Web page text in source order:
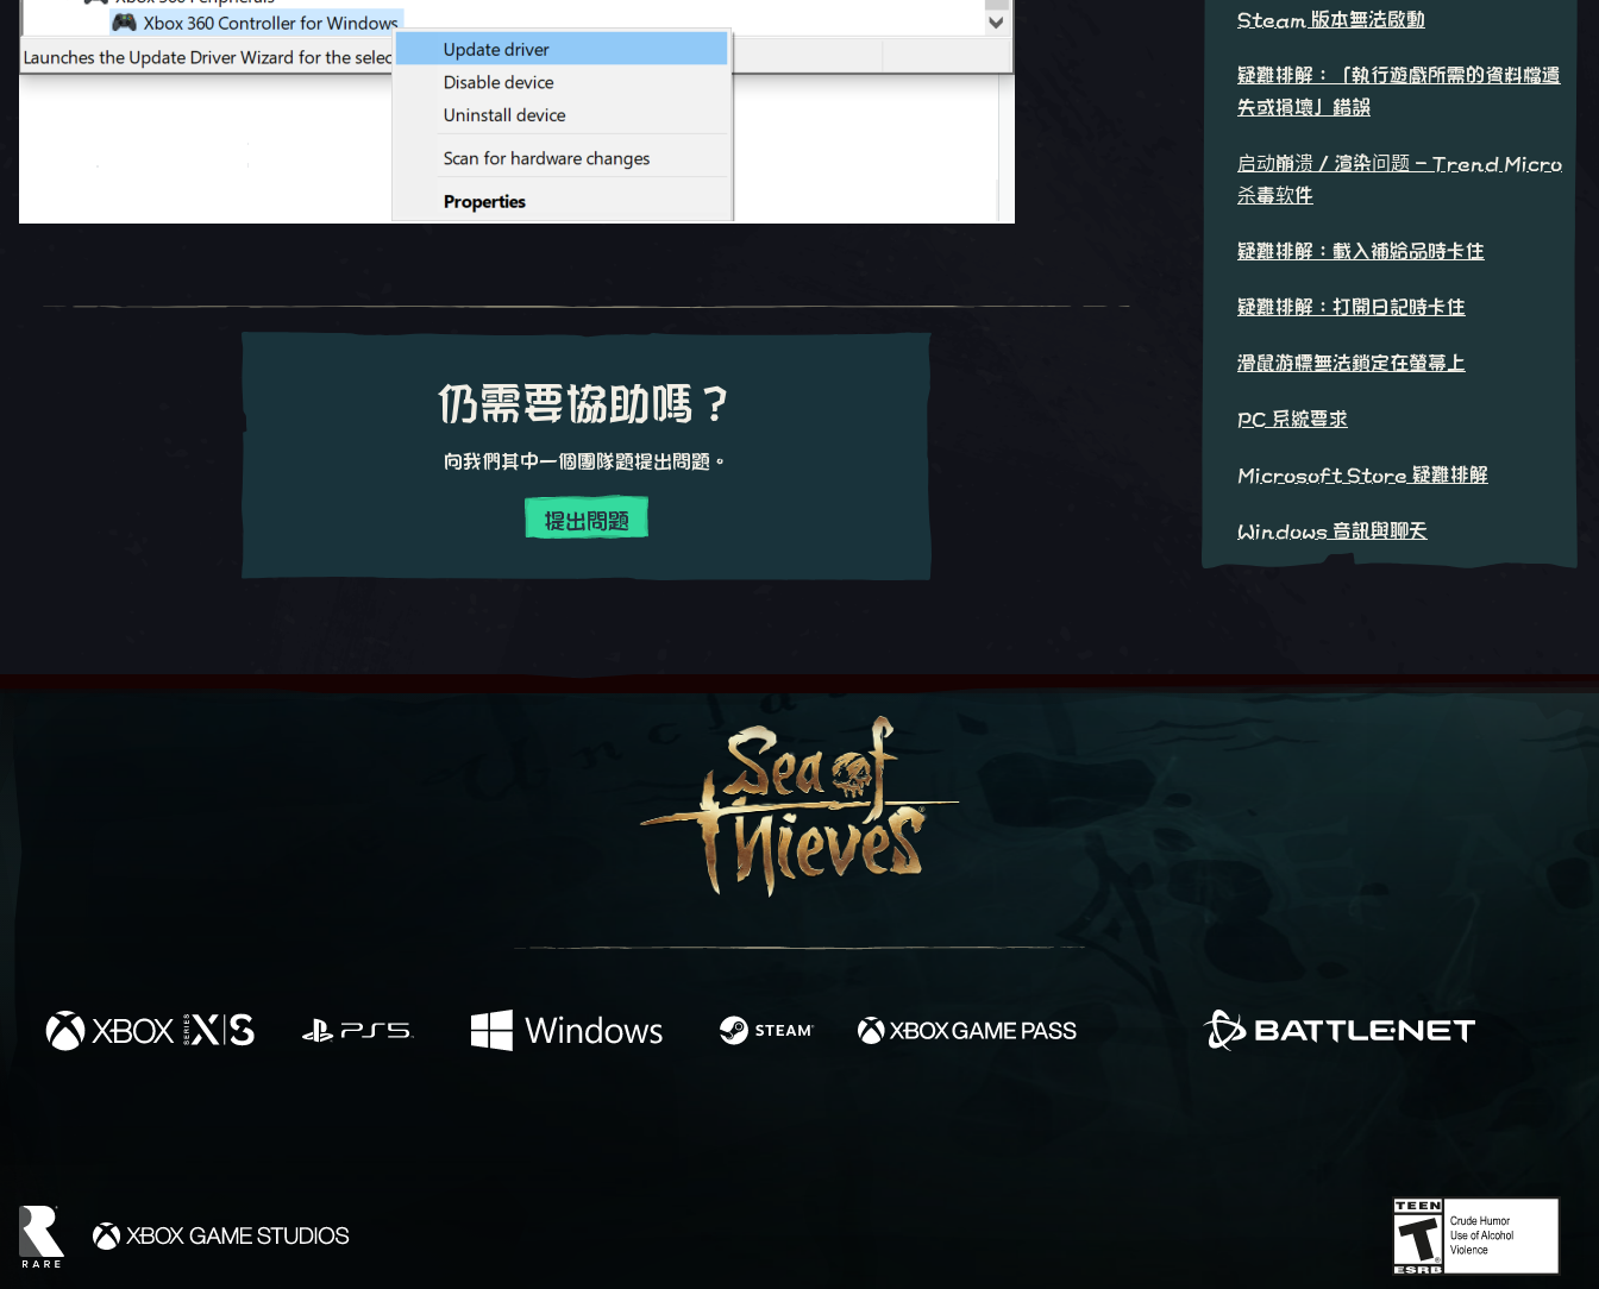
仍需要協助嗎？
向我們其中一個團隊題提出問題。
提出問題
Steam 版本無法啟動
疑難排解：「執行遊戲所需的資料檔遺
失或損壞」錯誤
启动崩溃 / 渲染问题 - Trend Micro
杀毒软件
疑難排解：載入補給品時卡住
疑難排解：打開日記時卡住
滑鼠游標無法鎖定在螢幕上
PC 系統要求
Microsoft Store 疑難排解
Windows 音訊與聊天